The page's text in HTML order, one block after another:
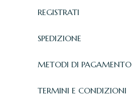
REGISTRATI
SPEDIZIONE
METODI DI PAGAMENTO
TERMINI E CONDIZIONI